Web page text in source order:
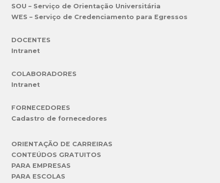
SOU – Serviço de Orientação Universitária
WES – Serviço de Credenciamento para Egressos
DOCENTES
Intranet
COLABORADORES
Intranet
FORNECEDORES
Cadastro de fornecedores
ORIENTAÇÃO DE CARREIRAS
CONTEÚDOS GRATUITOS
PARA EMPRESAS
PARA ESCOLAS